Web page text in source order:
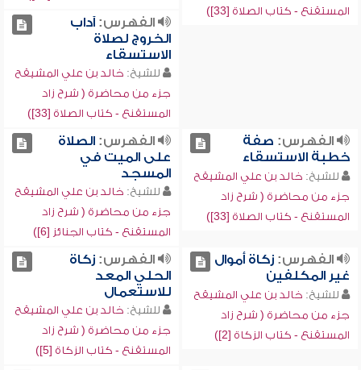
المستقنع - كتاب الصلاة [33])
الفهرس:آداب
الخروج لصلاة
الاستسقاء
للشيخ: خالد بن علي المشيقح
جزء من محاضرة ( شرح زاد
المستقنع - كتاب الصلاة [33])
الفهرس: صفة
خطبة الاستسقاء
للشيخ: خالد بن علي المشيقح
جزء من محاضرة ( شرح زاد
المستقنع - كتاب الصلاة [33])
الفهرس:الصلاة
على الميت في
المسجد
للشيخ: خالد بن علي المشيقح
جزء من محاضرة ( شرح زاد
المستقنع - كتاب الجنائز [6])
الفهرس:زكاة أموال
غير المكلفين
للشيخ: خالد بن علي المشيقح
جزء من محاضرة ( شرح زاد
المستقنع - كتاب الزكاة [2])
الفهرس:زكاة
الحلي المعد
للاستعمال
للشيخ: خالد بن علي المشيقح
جزء من محاضرة ( شرح زاد
المستقنع - كتاب الزكاة [5])